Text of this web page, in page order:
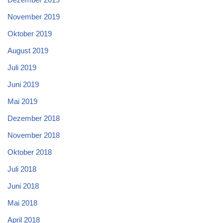
November 2019
Oktober 2019
August 2019
Juli 2019
Juni 2019
Mai 2019
Dezember 2018
November 2018
Oktober 2018
Juli 2018
Juni 2018
Mai 2018
April 2018